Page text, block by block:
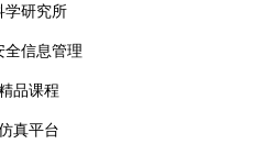
学研究所
全信息管理
品课程
真平台